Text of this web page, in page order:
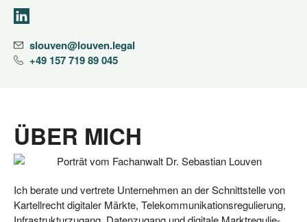
slouven@​louven.​legal
+49 157 719 89 045
Ich bera­te und ver­tre­te Unter­neh­men an der Schnitt­stel­le von
Kar­tell­recht digi­ta­ler Märk­te, Tele­kom­mu­ni­ka­ti­ons­re­gu­lie­rung,
ÜBER MICH